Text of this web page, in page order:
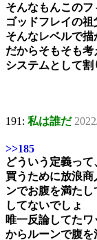
そんなもんこの
ゴッドフレイの
そんなレベルで
だからそもそも
システムとして
191: 私は誰だ
>>185
どういう定義っ
買うために放浪
ンでお腹を満た
してないでしょ
唯一反論してた
からルーンで腹